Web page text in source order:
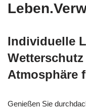
Individuelle
Atmosphäre
Genießen Sie